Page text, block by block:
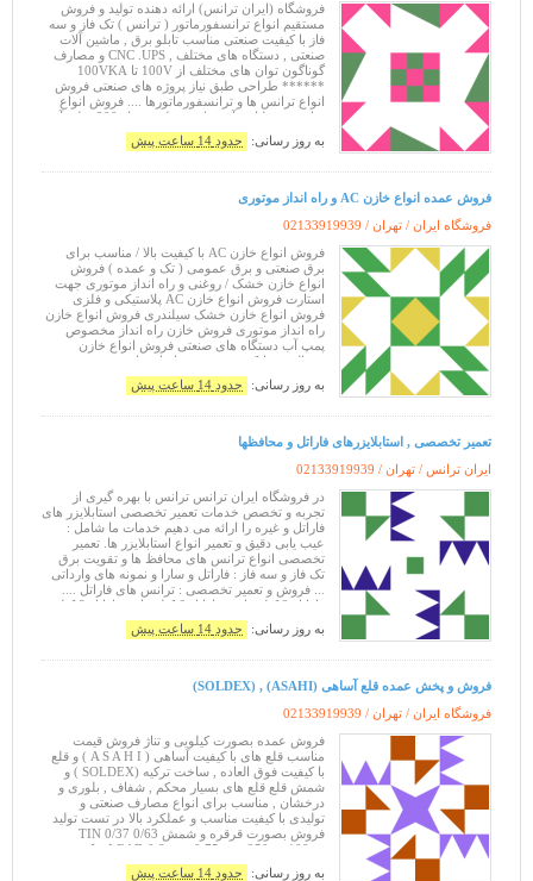
فروشگاه (ایران ترانس) ارائه دهنده تولید و فروش
مستقیم انواع ترانسفورماتور ( ترانس ) تک فاز و سه
فاز با کیفیت صنعتی مناسب تابلو برق , ماشین آلات
صنعتی , دستگاه های مختلف , CNC .UPS و مصارف
گوناگون توان های مختلف از 100V تا 100VKA
****** طراحی طبق نیاز پروژه های صنعتی فروش
انواع ترانس ها و ترانسفورماتورها .... فروش انواع
ترانس در ولتاژ و آمپرهای مختلف .... از 300 میلی آمپر
به روز رسانی: حدود 14 ساعت پیش
فروش عمده انواع خازن AC و راه انداز موتوری
فروشگاه ایران / تهران / 02133919939
فروش انواع خازن AC با کیفیت بالا / مناسب برای
برق صنعتی و برق عمومی ( تک و عمده ) فروش
انواع خازن خشک / روغنی و راه انداز موتوری جهت
استارت فروش انواع خازن AC پلاستیکی و فلزی
فروش انواع خازن خشک سیلندری فروش انواع خازن
راه انداز موتوری فروش خازن راه انداز مخصوص
پمپ آب دستگاه های صنعتی فروش انواع خازن
یخچالی و مایکرو ویو فروش انواع خازن روغنی فروش
انواع خازن کولری ( آبی , اسپیلت ) فروش ا
به روز رسانی: حدود 14 ساعت پیش
تعمیر تخصصی , استابلایزرهای فاراتل و محافظها
ایران ترانس / تهران / 02133919939
در فروشگاه ایران ترانس ترانس با بهره گیری از
تجربه و تخصص خدمات تعمیر تخصصی استابلایزر های
فاراتل و غیره را ارائه می دهیم خدمات ما شامل :
عیب یابی دقیق و تعمیر انواع استابلایزر ها. تعمیر
تخصصی انواع ترانس های محافظ ها و تقویت برق
تک فاز و سه فاز : فاراتل و سارا و نمونه های وارداتی
... فروش و تعمیر تخصصی : ترانس های فاراتل ....
فاراتل 2 کیلو وات . فاراتل 6 کیلو وات. فاراتل 8 کیلو
به روز رسانی: حدود 14 ساعت پیش
فروش و پخش عمده قلع آساهی (ASAHI) , (SOLDEX)
فروشگاه ایران / تهران / 02133919939
فروش عمده بصورت کیلویی و تناژ فروش قیمت
مناسب قلع های با کیفیت آساهی ( A S A H I ) و قلع
با کیفیت فوق العاده , ساخت ترکیه (SOLDEX ) و
شمش قلع قلع های بسیار محکم , شفاف , بلوری و
درخشان , مناسب برای انواع مصارف صنعتی و
تولیدی با کیفیت مناسب و عملکرد بالا در تست تولید
فروش بصورت قرقره و شمش 0/63 TIN 0/37
LEAD 0.8 mm 0.75 mm 250 gr 100 gr ترکیب:
Sn63 / Pb37 و Sn60 / Pb40 • هسته فلاکس
به روز رسانی: حدود 14 ساعت پیش